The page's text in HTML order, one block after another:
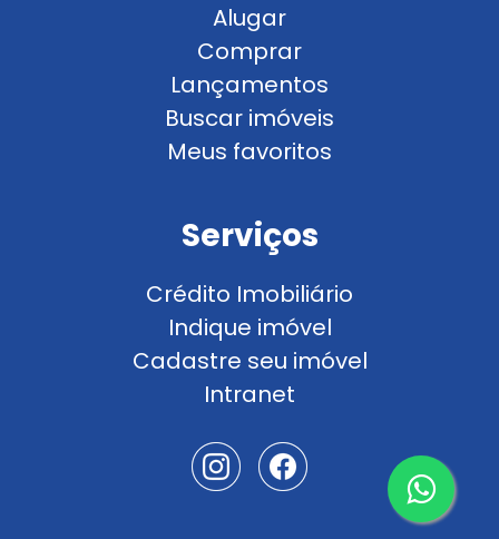
Alugar
Comprar
Lançamentos
Buscar imóveis
Meus favoritos
Serviços
Crédito Imobiliário
Indique imóvel
Cadastre seu imóvel
Intranet